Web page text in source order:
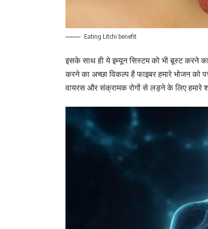
Eating Litchi benefit
इसके साथ ही ये इम्यून सिस्टम को भी बूस्ट करने
करने का अच्छा विकल्प है फाइबर हमारे भोजन
वायरस और संक्रामक रोगों से लड़ने के लिए हमारे